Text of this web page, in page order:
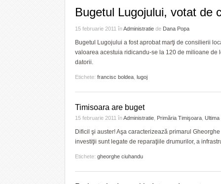
CONFIDENȚIALITATE
PREFECTURA
TIMIŞDebitele
Se închide
Recurs la
- acum 22 ore
Bugetul Lugojului, votat de
15 februarie 2011 înAdministratie de Dana Popa
Bugetul Lugojului a fost aprobat marţi de consilierii
valoarea acestuia ridicandu-se la 120 de milioane de
datorii.
Etichete: francisc boldea lugoj
Timisoara are buget
15 februarie 2011 înAdministratie Primăria Timişoara Ultima
Dificil şi auster! Aşa caracterizează primarul
investiţii sunt legate de reparaţiile drumurilor, a
Etichete: gheorghe ciuhandu